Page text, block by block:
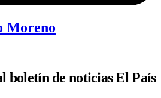
Moreno
boletín de noticias El País